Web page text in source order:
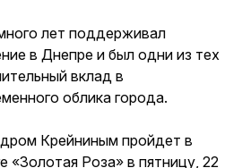
лет поддерживал
в Днепре и был одни из тех
вклад в
облика города.
Крейниным пройдет в
«Золотая Роза» в пятницу, 22